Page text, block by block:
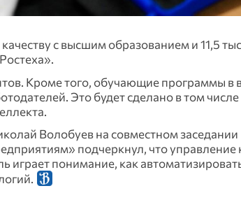
с высшим образованием и 11,5
Кроме того, обучающие программы в
Это будет сделано в том числе
Волобуев на совместном
подчеркнул, что управление
играет понимание, как